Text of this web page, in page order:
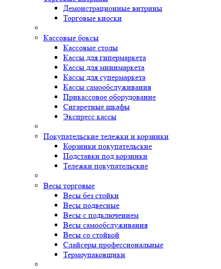
Демонстрационные витрины
Торговые киоски
Кассовые боксы
Кассовые столы
Кассы для гипермаркета
Кассы для минимаркета
Кассы для супермаркета
Кассы самообслуживания
Прикассовое оборудование
Сигаретные шкафы
Экспресс кассы
Покупательские тележки и корзинки
Корзинки покупательские
Подставки под корзинки
Тележки покупательские
Весы торговые
Весы без стойки
Весы подвесные
Весы с подключением
Весы самообслуживания
Весы со стойкой
Слайсеры профессиональные
Термоупаковщики